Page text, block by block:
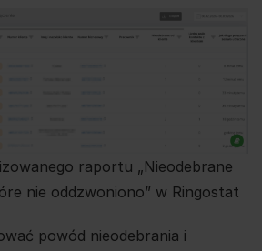
raportu „Nieodebrane
nie oddzwoniono” w Ringostat
powód nieodebrania i